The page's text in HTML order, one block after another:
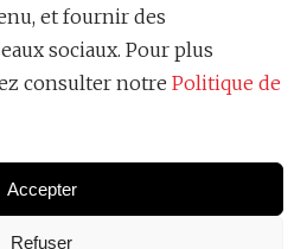
et fournir des
sociaux. Pour plus
consulter notre Politique de
Accepter
Refuser